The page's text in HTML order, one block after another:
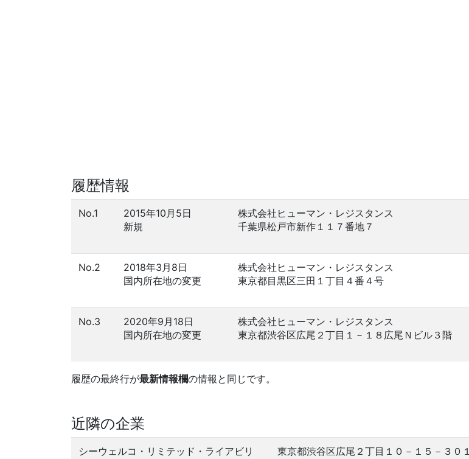
履歴情報
No.1
2015年10月5日
新規
株式会社ヒューマン・レジスタンス
千葉県松戸市新作１１７番地７
No.2
2018年3月8日
国内所在地の変更
株式会社ヒューマン・レジスタンス
東京都目黒区三田１丁目４番４号
No.3
2020年9月18日
国内所在地の変更
株式会社ヒューマン・レジスタンス
東京都渋谷区広尾２丁目１－１８広尾Ｎビル３階
履歴の最終行が最新情報欄の情報と同じです。
近隣の企業
シーウェルコ・リミテッド・ライアビリ
東京都渋谷区広尾２丁目１０－１５－３０